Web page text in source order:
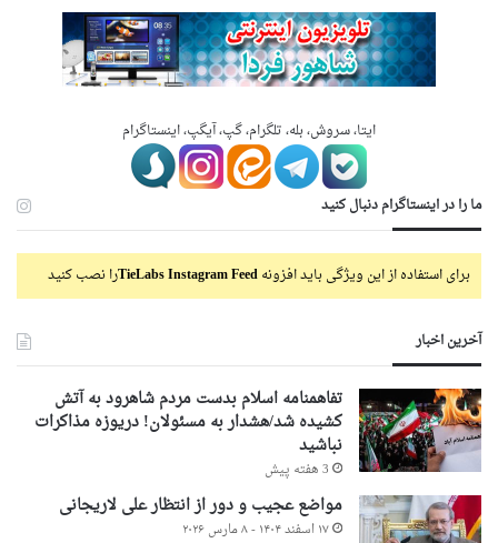
ایتا، سروش، بله، تلگرام، گپ، آیگپ، اینستاگرام
ما را در اینستاگرام دنبال کنید
برای استفاده از این ویژگی باید افزونهTieLabs Instagram Feedرا نصب کنید
آخرین اخبار
تفاهمنامه اسلام بدست مردم شاهرود به آتش
کشیده شد/هشدار به مسئولان! دریوزه مذاکرات
نباشید
3 هفته پیش
مواضع عجیب و دور از انتظار علی لاریجانی
۱۷ اسفند ۱۴۰۴ - ۸ مارس ۲۰۲۶